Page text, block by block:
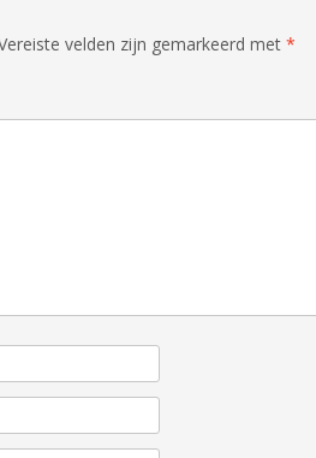
velden zijn gemarkeerd met *